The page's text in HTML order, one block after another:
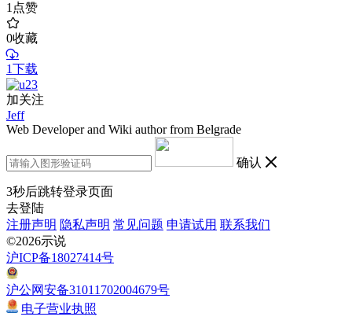
1点赞
0收藏
1下载
加关注
Jeff
Web Developer and Wiki author from Belgrade
确认
3秒后跳转登录页面
去登陆
注册声明 隐私声明 常见问题 申请试用 联系我们
©2026示说
沪ICP备18027414号
沪公网安备31011702004679号
电子营业执照